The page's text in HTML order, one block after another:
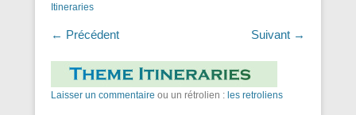
Itineraries
← Précédent Suivant →
Laisser un commentaire ou un rétrolien : les retroliens